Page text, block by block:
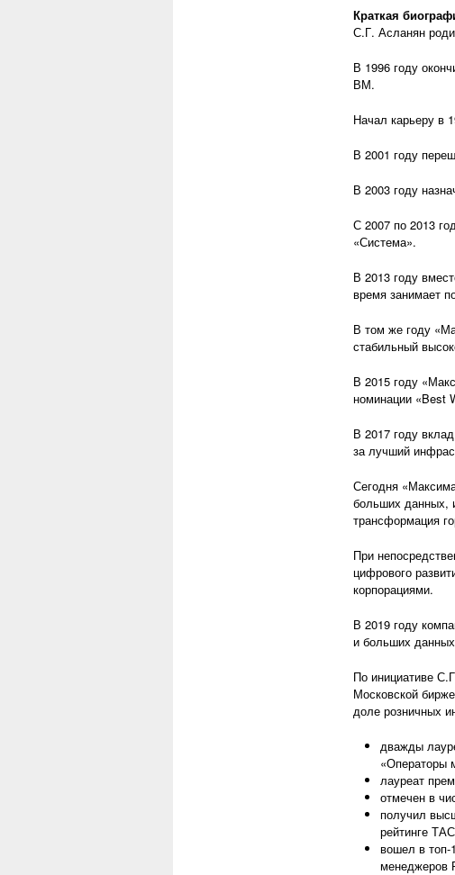
Краткая
С.Г. Асланян
В 1996 году
ВМ.
Начал карьеру в
В 2001 году
В 2003 году
С 2007 по 2013
«Система».
В 2013 году
время занимает
В том же году
стабильный
В 2015 году
номинации «Best
В 2017 году
за лучший
Сегодня
больших данных,
трансформация
При
цифрового
корпорациями.
В 2019 году
и больших
По инициативе
Московской
доле розничных
дважды
«Операторы
лауреат
отмечен в
получил
рейтинге
вошел в топ-
менеджеров